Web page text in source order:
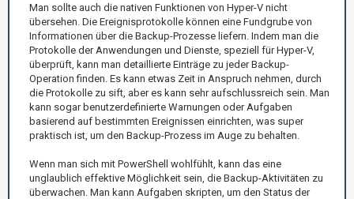
Man sollte auch die nativen Funktionen von Hyper-V nicht
übersehen. Die Ereignisprotokolle können eine Fundgrube von
Informationen über die Backup-Prozesse liefern. Indem man die
Protokolle der Anwendungen und Dienste, speziell für Hyper-V,
überprüft, kann man detaillierte Einträge zu jeder Backup-
Operation finden. Es kann etwas Zeit in Anspruch nehmen, durch
die Protokolle zu sift, aber es kann sehr aufschlussreich sein. Man
kann sogar benutzerdefinierte Warnungen oder Aufgaben
basierend auf bestimmten Ereignissen einrichten, was super
praktisch ist, um den Backup-Prozess im Auge zu behalten.
Wenn man sich mit PowerShell wohlfühlt, kann das eine
unglaublich effektive Möglichkeit sein, die Backup-Aktivitäten zu
überwachen. Man kann Aufgaben skripten, um den Status der